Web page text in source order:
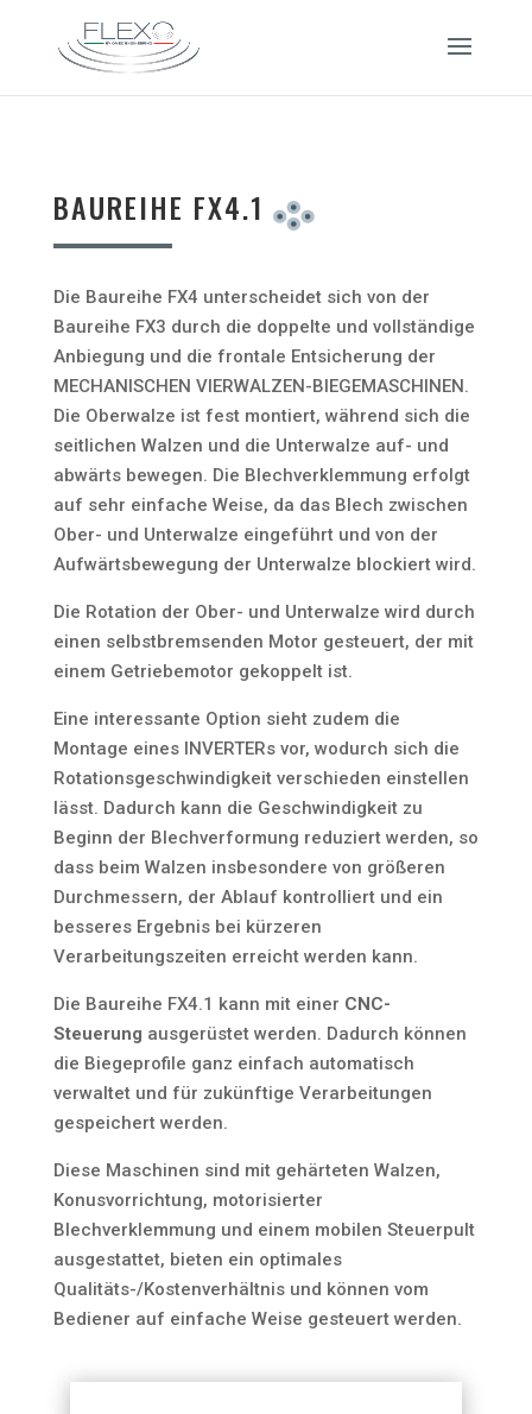
BAUREIHE FX4.1
Die Baureihe FX4 unterscheidet sich von der
Baureihe FX3 durch die doppelte und vollständige
Anbiegung und die frontale Entsicherung der
MECHANISCHEN VIERWALZEN-BIEGEMASCHINEN.
Die Oberwalze ist fest montiert, während sich die
seitlichen Walzen und die Unterwalze auf- und
abwärts bewegen. Die Blechverklemmung erfolgt
auf sehr einfache Weise, da das Blech zwischen
Ober- und Unterwalze eingeführt und von der
Aufwärtsbewegung der Unterwalze blockiert wird.
Die Rotation der Ober- und Unterwalze wird durch
einen selbstbremsenden Motor gesteuert, der mit
einem Getriebemotor gekoppelt ist.
Eine interessante Option sieht zudem die
Montage eines INVERTERs vor, wodurch sich die
Rotationsgeschwindigkeit verschieden einstellen
lässt. Dadurch kann die Geschwindigkeit zu
Beginn der Blechverformung reduziert werden, so
dass beim Walzen insbesondere von größeren
Durchmessern, der Ablauf kontrolliert und ein
besseres Ergebnis bei kürzeren
Verarbeitungszeiten erreicht werden kann.
Die Baureihe FX4.1 kann mit einer CNC-
Steuerung ausgerüstet werden. Dadurch können
die Biegeprofile ganz einfach automatisch
verwaltet und für zukünftige Verarbeitungen
gespeichert werden.
Diese Maschinen sind mit gehärteten Walzen,
Konusvorrichtung, motorisierter
Blechverklemmung und einem mobilen Steuerpult
ausgestattet, bieten ein optimales
Qualitäts-/Kostenverhältnis und können vom
Bediener auf einfache Weise gesteuert werden.